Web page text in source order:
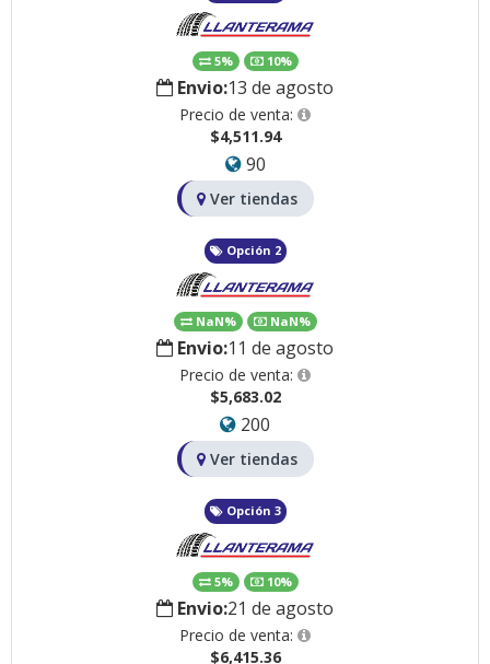
5% 10%
Envio:13 de agosto
Precio de venta:
$4,511.94
90
Ver tiendas
Opción 2
NaN% NaN%
Envio:11 de agosto
Precio de venta:
$5,683.02
200
Ver tiendas
Opción 3
5% 10%
Envio:21 de agosto
Precio de venta:
$6,415.36